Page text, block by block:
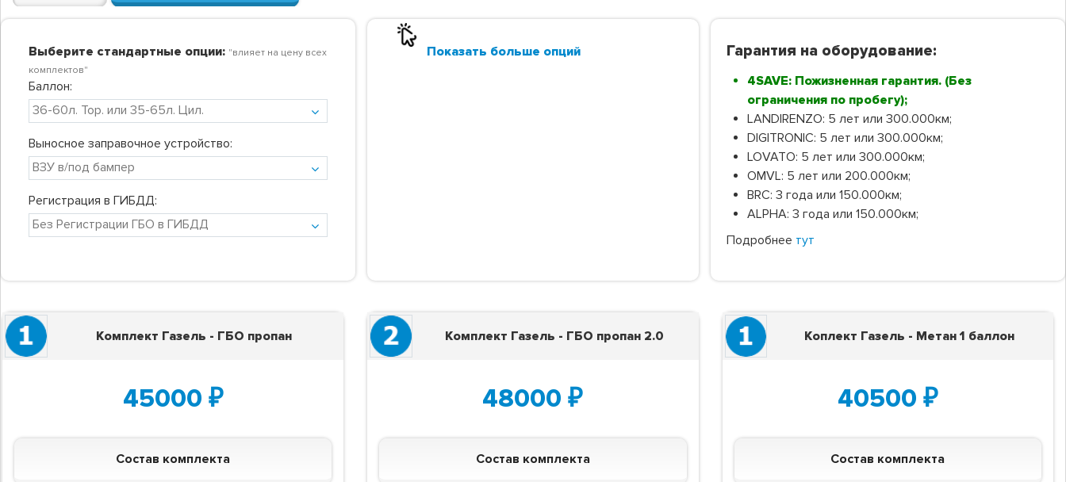
Выберите стандартные опции: "влияет на цену всех
комплектов"
Баллон:
Выносное заправочное устройство:
Регистрация в ГИБДД:
Показать больше опций Гарантия на оборудование:
4SAVE: Пожизненная гарантия. (Без
ограничения по пробегу);
LANDIRENZO: 5 лет или 300.000км;
DIGITRONIC: 5 лет или 300.000км;
LOVATO: 5 лет или 300.000км;
OMVL: 5 лет или 200.000км;
BRC: 3 года или 150.000км;
ALPHA: 3 года или 150.000км;
Подробнее тут
Комплект Газель - ГБО пропан
45000 ₽
Состав комплекта
Комплект Газель - ГБО пропан 2.0
48000 ₽
Состав комплекта
Коплект Газель - Метан 1 баллон
40500 ₽
Состав комплекта